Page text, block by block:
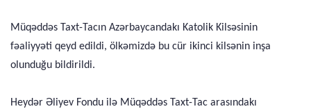
Müqəddəs Taxt-Tacın Azərbaycandakı Katolik Kilsəsinin
fəaliyyəti qeyd edildi, ölkəmizdə bu cür ikinci kilsənin inşa
olunduğu bildirildi.
Heydər Əliyev Fondu ilə Müqəddəs Taxt-Tac arasındakı